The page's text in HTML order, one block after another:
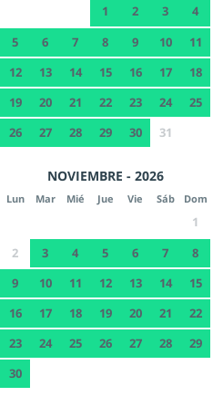
1 2 3
4
5
6 7 8 9 10
11
12
13 14 15 16 17
18
19
20 21 22 23 24
25
26
27 28 29 30 31
NOVIEMBRE - 2026
Lun Mar Mié Jue Vie Sáb Dom
1
2
3 4 5 6 7
8
9
10 11 12 13 14
15
16
17 18 19 20 21
22
23
24 25 26 27 28
29
30